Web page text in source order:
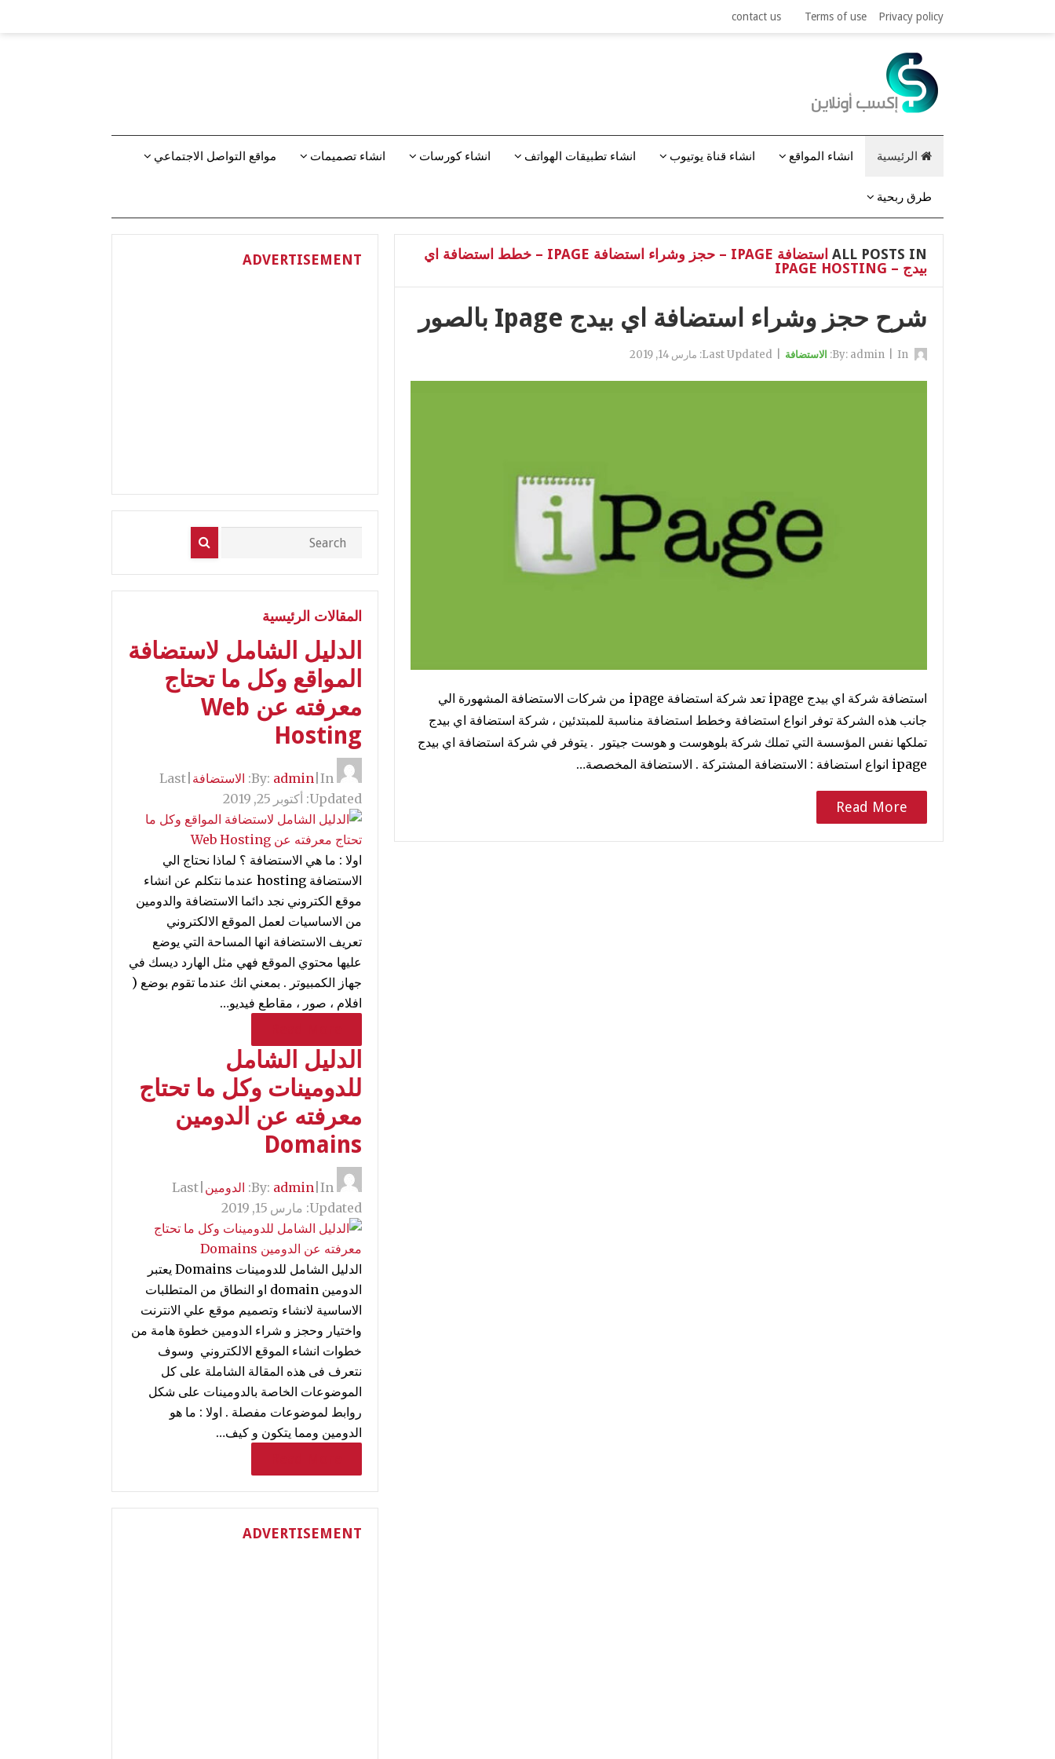
Privacy policy
Terms of use
contact us
الرئيسية انشاء المواقع انشاء قناة يوتيوب انشاء تطبيقات الهواتف انشاء كورسات انشاء تصميمات مواقع التواصل الاجتماعي
طرق ربحية
ALL POSTS IN
استضافة IPAGE – حجز وشراء استضافة IPAGE – خطط استضافة اي
بيدج – IPAGE HOSTING
شرح حجز وشراء استضافة اي بيدج Ipage بالصور
admin In: الاستضافة Last Updated: مارس 14, 2019
استضافة شركة اي بيدج ipage تعد شركة استضافة ipage من شركات الاستضافة المشهورة الي
جانب هذه الشركة توفر انواع استضافة وخطط استضافة مناسبة للمبتدئين ، شركة استضافة اي بيدج
تملكها نفس المؤسسة التي تملك شركة بلوهوست و هوست جيتور . يتوفر في شركة استضافة اي بيدج
ipage انواع استضافة : الاستضافة المشتركة . الاستضافة المخصصة…
Read More
ADVERTISEMENT
المقالات الرئيسية
الدليل الشامل لاستضافة
المواقع وكل ما تحتاج
معرفته عن Web
Hosting
admin In: الاستضافة Last
Updated: أكتوبر 25, 2019
اولا : ما هي الاستضافة ؟ لماذا نحتاج الي
الاستضافة hosting عندما نتكلم عن انشاء
موقع الكتروني نجد دائما الاستضافة والدومين
من الاساسيات لعمل الموقع الالكتروني
تعريف الاستضافة انها المساحة التي يوضع
عليها محتوي الموقع فهي مثل الهارد ديسك في
جهاز الكمبيوتر . بمعني انك عندما تقوم بوضع (
افلام ، صور ، مقاطع فيديو…
الدليل الشامل
للدومينات وكل ما تحتاج
معرفته عن الدومين
Domains
admin In: الدومين Last
Updated: مارس 15, 2019
الدليل الشامل للدومينات Domains يعتبر
الدومين domain او النطاق من المتطلبات
الاساسية لانشاء وتصميم موقع علي الانترنت
واختيار وحجز و شراء الدومين خطوة هامة من
خطوات انشاء الموقع الالكتروني وسوف
نتعرف فى هذه المقالة الشاملة على كل
الموضوعات الخاصة بالدومينات على شكل
روابط لموضوعات مفصلة . اولا : ما هو
الدومين ومما يتكون و كيف…
ADVERTISEMENT